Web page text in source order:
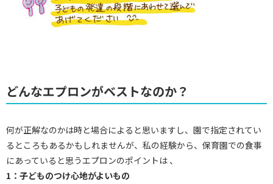
どんなエプロンがベストなのか？
何が正解なのかは時と場合によると思いますし、園で指定されてい
るところもあるかもしれませんが、私の経験から、保育園での食事
にあっていると思うエプロンのポイントは 、
1：子どものつけ心地がよいもの